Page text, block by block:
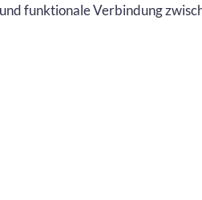
und funktionale Verbindung